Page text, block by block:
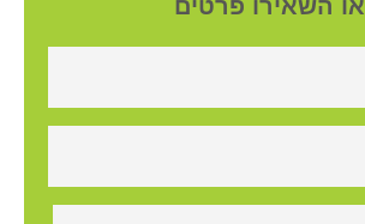
או השאירו פרטים